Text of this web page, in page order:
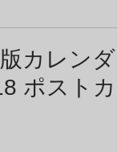
版カレン
ポスト